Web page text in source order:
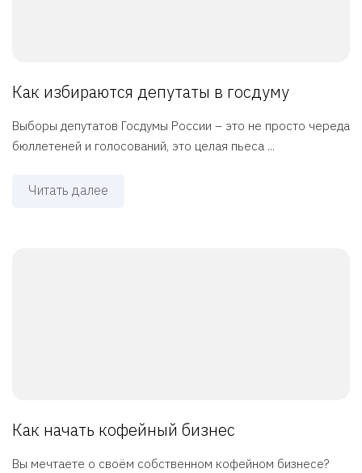
Как избираются депутаты в госдуму
Выборы депутатов Госдумы России – это не просто череда
бюллетеней и голосований, это целая пьеса ...
Читать далее
Как начать кофейный бизнес
Вы мечтаете о своём собственном кофейном бизнесе?